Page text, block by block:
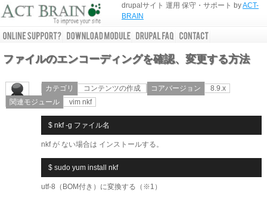
drupalサイト 運用 保守・サポート byACT-
BRAIN
ファイルのエンコーディングを確認、変更する方法
カテゴリ コンテンツの作成 コアバージョン
8.9.x
関連モジュール
vim nkf
nkf が ない場合は インストールする。
utf-8（BOM付き）に変換する（※1）